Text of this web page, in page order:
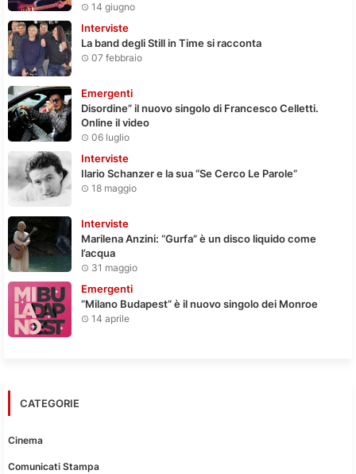
14 giugno
Interviste
La band degli Still in Time si racconta
07 febbraio
Emergenti
Disordine” il nuovo singolo di Francesco Celletti.
Online il video
06 luglio
Interviste
Ilario Schanzer e la sua “Se Cerco Le Parole”
18 maggio
Interviste
Marilena Anzini: “Gurfa” è un disco liquido come
l’acqua
31 maggio
Emergenti
“Milano Budapest” è il nuovo singolo dei Monroe
14 aprile
CATEGORIE
Cinema
Comunicati Stampa